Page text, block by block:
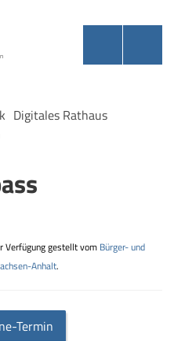
Digitales Rathaus
Verfügung gestellt vom Bürger- und
Anhalt.
Termin